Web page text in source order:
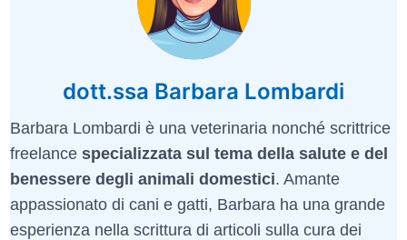
dott.ssa Barbara Lombardi
Barbara Lombardi è una veterinaria nonché scrittrice
freelance specializzata sul tema della salute e del
benessere degli animali domestici. Amante
appassionato di cani e gatti, Barbara ha una grande
esperienza nella scrittura di articoli sulla cura dei